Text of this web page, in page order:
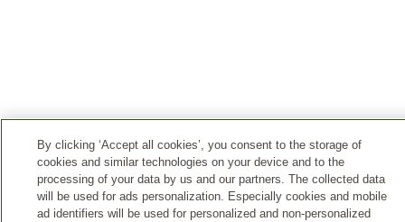
By clicking ‘Accept all cookies’, you consent to the storage of
cookies and similar technologies on your device and to the
processing of your data by us and our partners. The collected data
will be used for ads personalization. Especially cookies and mobile
ad identifiers will be used for personalized and non-personalized